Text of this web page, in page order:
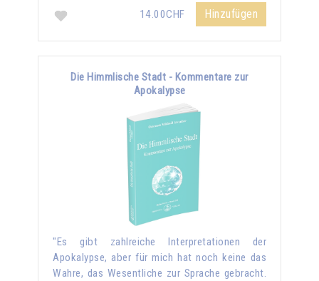
14.00CHF Hinzufügen
Die Himmlische Stadt - Kommentare zur
Apokalypse
"Es gibt zahlreiche Interpretationen der
Apokalypse, aber für mich hat noch keine das
Wahre, das Wesentliche zur Sprache gebracht.